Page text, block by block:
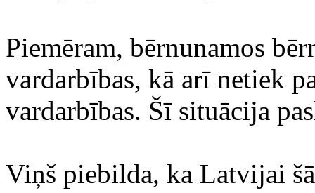
Piemēram, bērnunamos
vardarbības, kā arī netiek
vardarbības. Šī situācija
Viņš piebilda, ka Latvijai